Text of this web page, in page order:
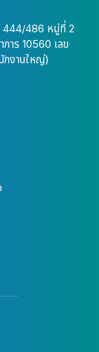
444/486 หมู่ที่ 2
าร 10560 เลข
กงานใหญ่)